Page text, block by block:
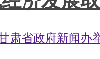
肃省政府新闻办